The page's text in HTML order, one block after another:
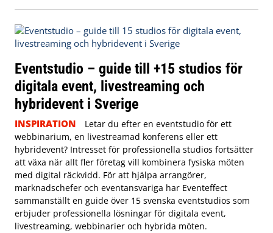
Eventstudio – guide till +15 studios för
digitala event, livestreaming och
hybridevent i Sverige
INSPIRATION
Letar du efter en eventstudio för ett
webbinarium, en livestreamad konferens eller ett
hybridevent? Intresset för professionella studios fortsätter
att växa när allt fler företag vill kombinera fysiska möten
med digital räckvidd. För att hjälpa arrangörer,
marknadschefer och eventansvariga har Eventeffect
sammanställt en guide över 15 svenska eventstudios som
erbjuder professionella lösningar för digitala event,
livestreaming, webbinarier och hybrida möten.